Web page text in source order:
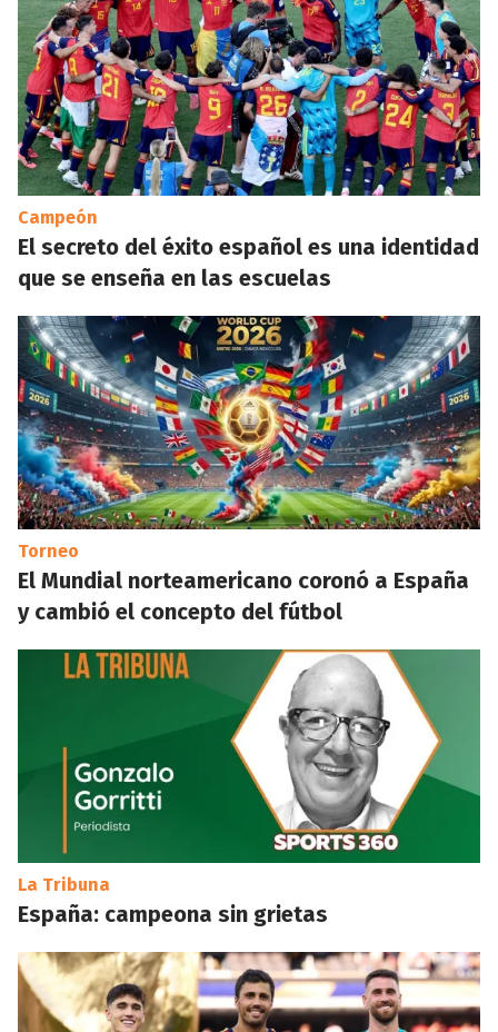
Campeón
El secreto del éxito español es una identidad
que se enseña en las escuelas
Torneo
El Mundial norteamericano coronó a España
y cambió el concepto del fútbol
La Tribuna
España: campeona sin grietas